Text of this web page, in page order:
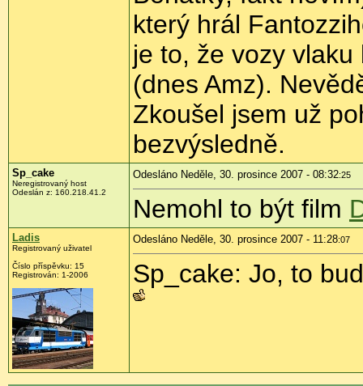
který hrál
je to, že vozy
(dnes Amz).
Zkoušel jsem už
bezvýsledně.
Sp_cake
Neregistrovaný host
Odeslán z: 160.218.41.2
Odesláno Neděle, 30. prosince 2007 - 08:32:25
Nemohl to být film
Ladis
Registrovaný uživatel
Číslo příspěvku: 15
Registrován: 1-2006
Odesláno Neděle, 30. prosince 2007 - 11:28:07
Sp_cake: Jo, to